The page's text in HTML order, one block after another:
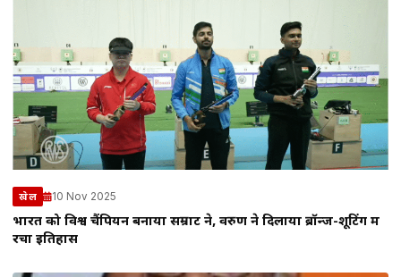
खेल 10 Nov 2025
भारत को विश्व चैंपियन बनाया सम्राट ने, वरुण ने दिलाया ब्रॉन्ज-शूटिंग में
रचा इतिहास